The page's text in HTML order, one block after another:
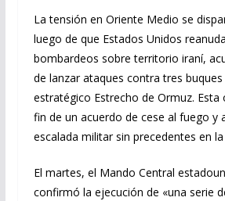
La tensión en Oriente Medio se
luego de que Estados Unidos
bombardeos sobre territorio iraní,
de lanzar ataques contra tres
estratégico Estrecho de Ormuz. Esta
fin de un acuerdo de cese al fuego y
escalada militar sin precedentes en
El martes, el Mando Central
confirmó la ejecución de «una serie